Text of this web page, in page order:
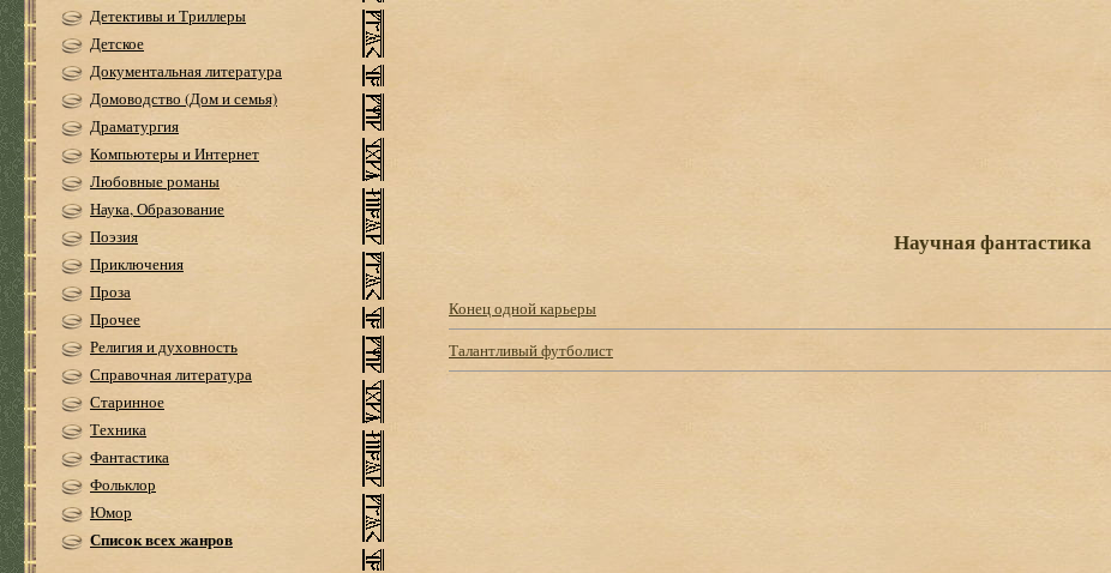
Детективы и Триллеры
Детское
Документальная литература
Домоводство (Дом и семья)
Драматургия
Компьютеры и Интернет
Любовные романы
Наука, Образование
Поэзия
Приключения
Проза
Прочее
Религия и духовность
Справочная литература
Старинное
Техника
Фантастика
Фольклор
Юмор
Список всех жанров
Научная фантастика
Конец одной карьеры
Талантливый футболист